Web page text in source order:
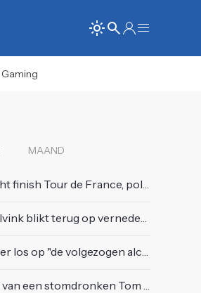
Gaming
MAAND
de France, politie deelt bodycheck uit
vernedering na z'n gevecht met Melvin Manhoef
volgezogen alcoholspons" Robert Jensen
Tom Waes vlak voordat hij in z'n auto stapte?